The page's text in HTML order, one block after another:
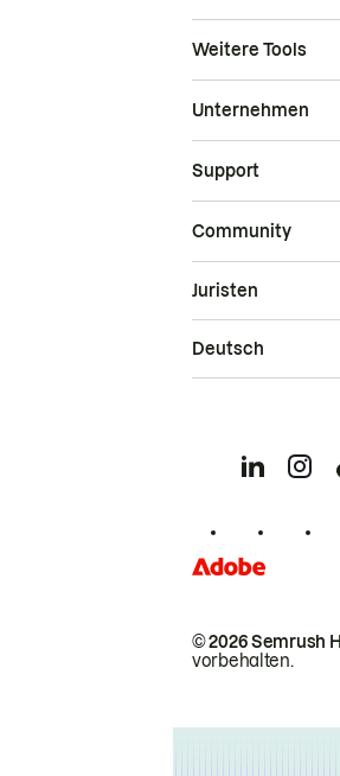
Weitere Tools
Unternehmen
Support
Community
© 2026 Semrush
vorbehalten.
Juristen
Deutsch